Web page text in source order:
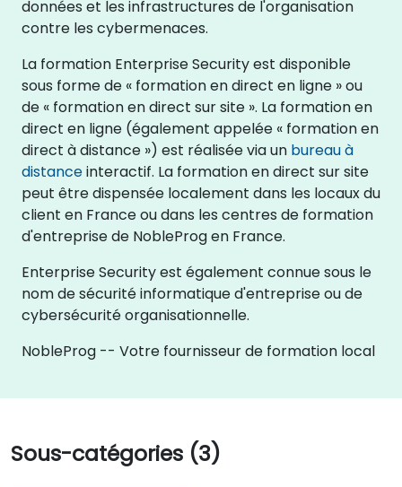
données et les infrastructures de l'organisation
contre les cybermenaces.
La formation Enterprise Security est disponible
sous forme de « formation en direct en ligne » ou
de « formation en direct sur site ». La formation en
direct en ligne (également appelée « formation en
direct à distance ») est réalisée via un bureau à
distanceinteractif. La formation en direct sur site
peut être dispensée localement dans les locaux du
client en France ou dans les centres de formation
d'entreprise de NobleProg en France.
Enterprise Security est également connue sous le
nom de sécurité informatique d'entreprise ou de
cybersécurité organisationnelle.
NobleProg -- Votre fournisseur de formation local
Sous-catégories (3)